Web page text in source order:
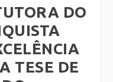
DO
TESE DE